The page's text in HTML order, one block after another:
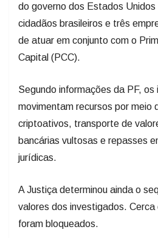
do governo dos Estados
cidadãos brasileiros e três
de atuar em conjunto com o
Capital (PCC).
Segundo informações da PF, os
movimentam recursos por meio
criptoativos, transporte de
bancárias vultosas e repasses
jurídicas.
A Justiça determinou ainda o
valores dos investigados.
foram bloqueados.